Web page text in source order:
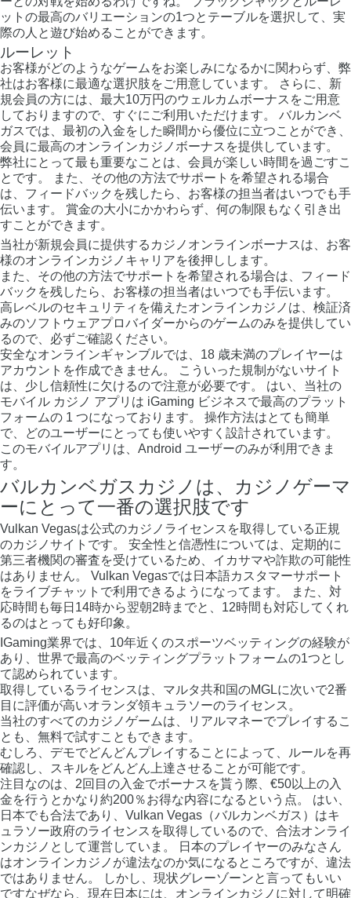
ットの最高のバリエーションの1つとテーブルを選択して、実
際の人と遊び始めることができます。
ルーレット
お客様がどのようなゲームをお楽しみになるかに関わらず、弊
社はお客様に最適な選択肢をご用意しています。 さらに、新
規会員の方には、最大10万円のウェルカムボーナスをご用意
しておりますので、すぐにご利用いただけます。 バルカンベ
ガスでは、最初の入金をした瞬間から優位に立つことができ、
会員に最高のオンラインカジノボーナスを提供しています。
弊社にとって最も重要なことは、会員が楽しい時間を過ごすこ
とです。 また、その他の方法でサポートを希望される場合
は、フィードバックを残したら、お客様の担当者はいつでも手
伝います。 賞金の大小にかかわらず、何の制限もなく引き出
すことができます。
当社が新規会員に提供するカジノオンラインボーナスは、お客
様のオンラインカジノキャリアを後押しします。
また、その他の方法でサポートを希望される場合は、フィード
バックを残したら、お客様の担当者はいつでも手伝います。
高レベルのセキュリティを備えたオンラインカジノは、検証済
みのソフトウェアプロバイダーからのゲームのみを提供してい
るので、必ずご確認ください。
安全なオンラインギャンブルでは、18 歳未満のプレイヤーは
アカウントを作成できません。 こういった規制がないサイト
は、少し信頼性に欠けるので注意が必要です。 はい、当社の
モバイル カジノ アプリは iGaming ビジネスで最高のプラット
フォームの 1 つになっております。 操作方法はとても簡単
で、どのユーザーにとっても使いやすく設計されています。
このモバイルアプリは、Android ユーザーのみが利用できま
す。
バルカンベガスカジノは、カジノゲーマ
ーにとって一番の選択肢です
Vulkan Vegasは公式のカジノライセンスを取得している正規
のカジノサイトです。 安全性と信憑性については、定期的に
第三者機関の審査を受けているため、イカサマや詐欺の可能性
はありません。 Vulkan Vegasでは日本語カスタマーサポート
をライブチャットで利用できるようになってます。 また、対
応時間も毎日14時から翌朝2時までと、12時間も対応してくれ
るのはとっても好印象。
IGaming業界では、10年近くのスポーツベッティングの経験が
あり、世界で最高のベッティングプラットフォームの1つとし
て認められています。
取得しているライセンスは、マルタ共和国のMGLに次いで2番
目に評価が高いオランダ領キュラソーのライセンス。
当社のすべてのカジノゲームは、リアルマネーでプレイするこ
とも、無料で試すこともできます。
むしろ、デモでどんどんプレイすることによって、ルールを再
確認し、スキルをどんどん上達させることが可能です。
注目なのは、2回目の入金でボーナスを貰う際、€50以上の入
金を行うとかなり約200％お得な内容になるという点。 はい、
日本でも合法であり、Vulkan Vegas（バルカンベガス）はキ
ュラソー政府のライセンスを取得しているので、合法オンライ
ンカジノとして運営していま。 日本のプレイヤーのみなさん
はオンラインカジノが違法なのか気になるところですが、違法
ではありません。 しかし、現状グレーゾーンと言ってもいい
ですなぜなら、現在日本には、オンラインカジノに対して明確